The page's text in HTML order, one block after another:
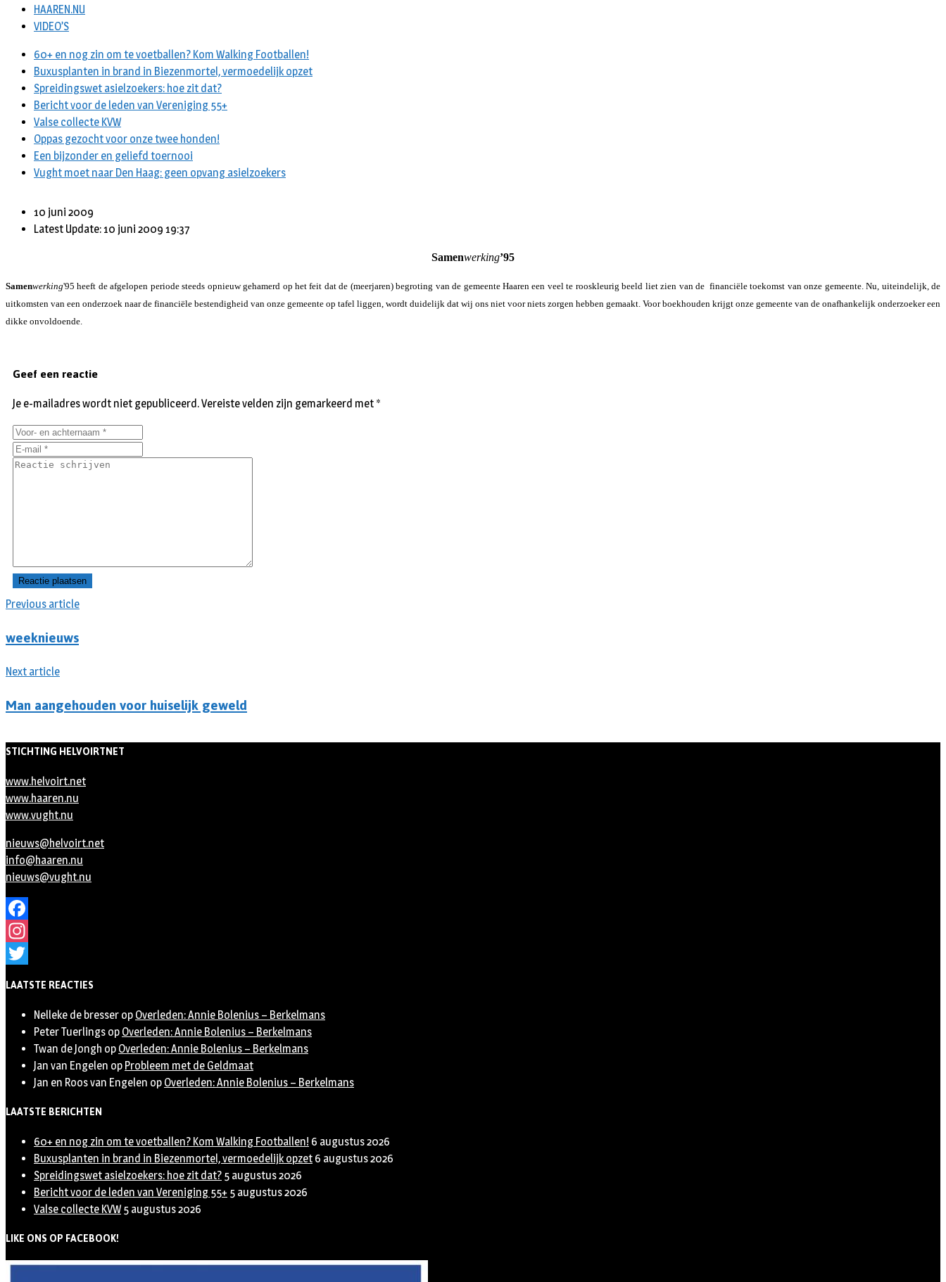
HAAREN.NU
VIDEO’S
60+ en nog zin om te voetballen? Kom Walking Footballen!
Buxusplanten in brand in Biezenmortel, vermoedelijk opzet
Spreidingswet asielzoekers: hoe zit dat?
Bericht voor de leden van Vereniging 55+
Valse collecte KVW
Oppas gezocht voor onze twee honden!
Een bijzonder en geliefd toernooi
Vught moet naar Den Haag: geen opvang asielzoekers
10 juni 2009
Latest Update: 10 juni 2009 19:37
Samenwerking’95
Samenwerking'95 heeft de afgelopen periode steeds opnieuw gehamerd op het feit dat de (meerjaren) begroting van de gemeente Haaren een veel te rooskleurig beeld liet zien van de financiële toekomst van onze gemeente. Nu, uiteindelijk, de
uitkomsten van een onderzoek naar de financiële bestendigheid van onze gemeente op tafel liggen, wordt duidelijk dat wij ons niet voor niets zorgen hebben gemaakt. Voor boekhouden krijgt onze gemeente van de onafhankelijk onderzoeker een
dikke onvoldoende.
Previous article
weeknieuws
Next article
Man aangehouden voor huiselijk geweld
Geef een reactie
Je e-mailadres wordt niet gepubliceerd.Vereiste velden zijn gemarkeerd met *
STICHTING HELVOIRTNET
www.helvoirt.net
www.haaren.nu
www.vught.nu
nieuws@helvoirt.net
info@haaren.nu
nieuws@vught.nu
Facebook
Instagram
LAATSTE REACTIES
Nelleke de bresser op Overleden: Annie Bolenius – Berkelmans
Peter Tuerlings op Overleden: Annie Bolenius – Berkelmans
Twan de Jongh op Overleden: Annie Bolenius – Berkelmans
Jan van Engelen op Probleem met de Geldmaat
Jan en Roos van Engelen op Overleden: Annie Bolenius – Berkelmans
LAATSTE BERICHTEN
60+ en nog zin om te voetballen? Kom Walking Footballen! 6 augustus 2026
Buxusplanten in brand in Biezenmortel, vermoedelijk opzet 6 augustus 2026
Spreidingswet asielzoekers: hoe zit dat? 5 augustus 2026
Bericht voor de leden van Vereniging 55+ 5 augustus 2026
Valse collecte KVW 5 augustus 2026
LIKE ONS OP FACEBOOK!